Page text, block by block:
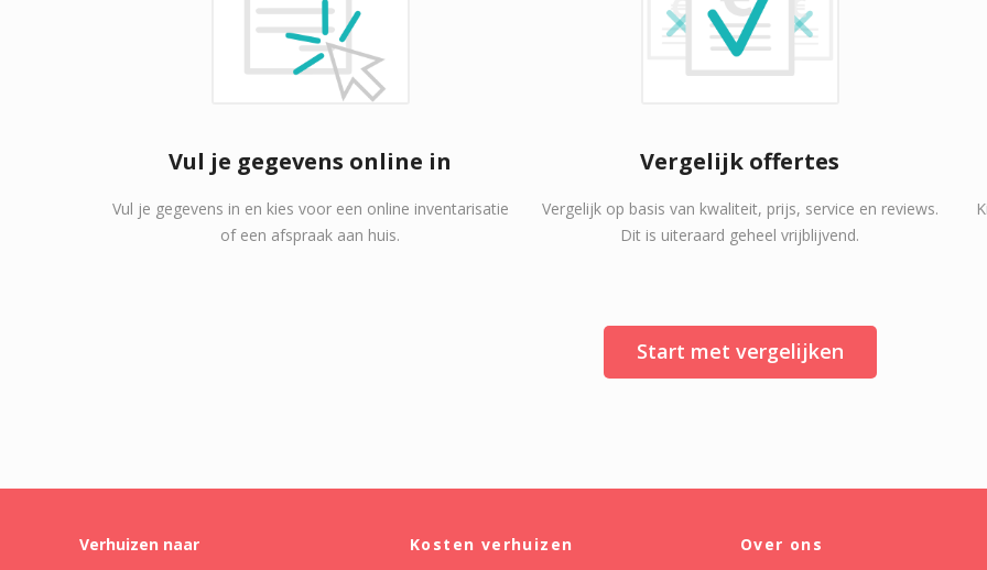
Vul je gegevens online in
Vul je gegevens in en kies voor een online inventarisatie
of een afspraak aan huis.
Vergelijk offertes
Vergelijk op basis van kwaliteit, prijs, service en reviews.
Dit is uiteraard geheel vrijblijvend.
Start met vergelijken
Verhuizen naar Kosten verhuizen Over ons